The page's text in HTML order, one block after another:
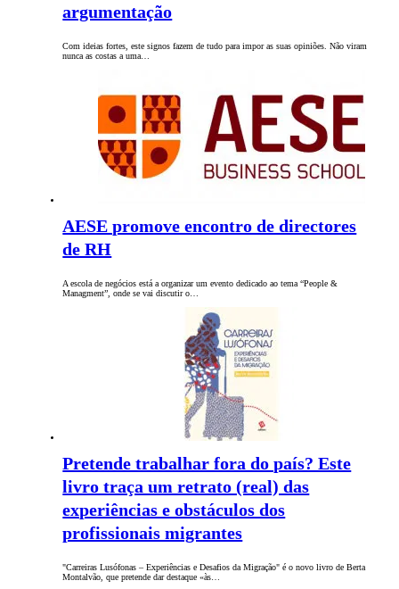
argumentação
Com ideias fortes, este signos fazem de tudo para impor as suas opiniões. Não viram
nunca as costas a uma…
AESE promove encontro de directores
de RH
A escola de negócios está a organizar um evento dedicado ao tema “People &
Managment”, onde se vai discutir o…
Pretende trabalhar fora do país? Este
livro traça um retrato (real) das
experiências e obstáculos dos
profissionais migrantes
"Carreiras Lusófonas ‒ Experiências e Desafios da Migração" é o novo livro de Berta
Montalvão, que pretende dar destaque «às…